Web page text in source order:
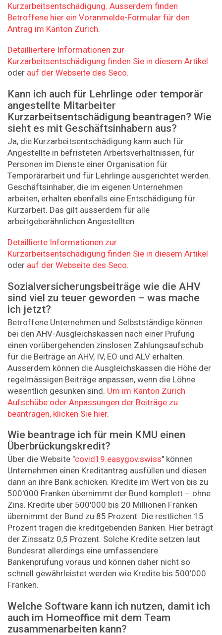
Kurzarbeitsentschädigung. Ausserdem finden
Betroffene hier ein Voranmelde-Formular für den
Antrag im Kanton Zürich.
Detailliertere Informationen zur
Kurzarbeitsentschädigung finden Sie in diesem Artikel
oder auf der Webseite des Seco.
Kann ich auch für Lehrlinge oder temporär
angestellte Mitarbeiter
Kurzarbeitsentschädigung beantragen? Wie
sieht es mit Geschäftsinhabern aus?
Ja, die Kurzarbeitsentschädigung kann auch für
Angestellte in befristeten Arbeitsverhältnissen, für
Personen im Dienste einer Organisation für
Temporärarbeit und für Lehrlinge ausgerichtet werden.
Geschäftsinhaber, die im eigenen Unternehmen
arbeiten, erhalten ebenfalls eine Entschädigung für
Kurzarbeit. Das gilt ausserdem für alle
arbeitgeberähnlichen Angestellten.
Detaillierte Informationen zur
Kurzarbeitsentschädigung finden Sie in diesem Artikel
oder auf der Webseite des Seco.
Sozialversicherungsbeiträge wie die AHV
sind viel zu teuer geworden – was mache
ich jetzt?
Betroffene Unternehmen und Selbstständige können
bei den AHV-Ausgleichskassen nach einer Prüfung
einen vorübergehenden zinslosen Zahlungsaufschub
für die Beiträge an AHV, IV, EO und ALV erhalten.
Ausserdem können die Ausgleichskassen die Höhe der
regelmässigen Beiträge anpassen, wenn die Löhne
wesentlich gesunken sind. Um im Kanton Zürich
Aufschübe oder Anpassungen der Beiträge zu
beantragen, klicken Sie hier.
Wie beantrage ich für mein KMU einen
Überbrückungskredit?
Über die Website "covid19.easygov.swiss" können
Unternehmen einen Kreditantrag ausfüllen und diesen
dann an ihre Bank schicken. Kredite im Wert von bis zu
500'000 Franken übernimmt der Bund komplett – ohne
Zins. Kredite über 500'000 bis 20 Millionen Franken
übernimmt der Bund zu 85 Prozent. Die restlichen 15
Prozent tragen die kreditgebenden Banken. Hier beträgt
der Zinssatz 0,5 Prozent. Solche Kredite setzen laut
Bundesrat allerdings eine umfassendere
Bankenprüfung voraus und können daher nicht so
schnell gewährleistet werden wie Kredite bis 500'000
Franken.
Welche Software kann ich nutzen, damit ich
auch im Homeoffice mit dem Team
zusammenarbeiten kann?